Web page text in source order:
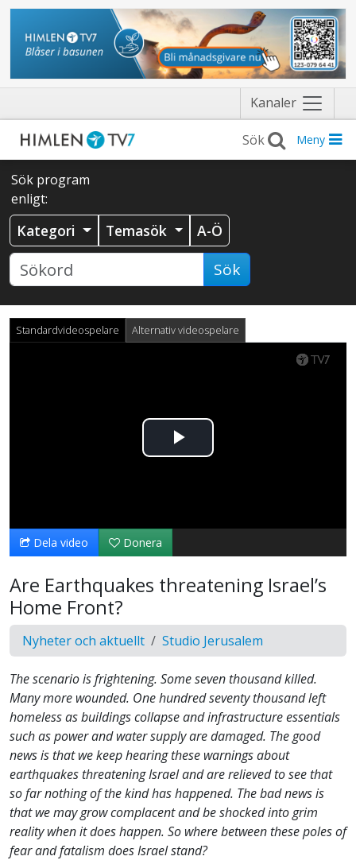
Kanaler Näytä
valikko
Meny
Sök program
enligt:
Kategori Temasök A-Ö
Sök
Standardvideospelare Alternativ videospelare
Spela
video
Dela video Donera
Are Earthquakes threatening Israel’s
Home Front?
Nyheter och aktuellt Studio Jerusalem
The scenario is frightening. Some seven thousand killed.
Many more wounded. One hundred seventy thousand left
homeless as buildings collapse and infrastructure essentials
such as power and water supply are damaged. The good
news is that we keep hearing these warnings about
earthquakes threatening Israel and are relieved to see that
so far nothing of the kind has happened. The bad news is
that we may grow complacent and be shocked into grim
reality when it does happen. So where between these poles of
fear and fatalism does Israel stand?